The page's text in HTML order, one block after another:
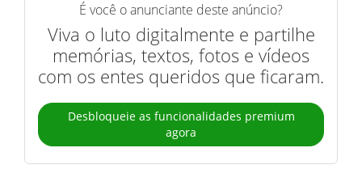
É você o anunciante deste anúncio?
Viva o luto digitalmente e partilhe
memórias, textos, fotos e vídeos
com os entes queridos que ficaram.
Desbloqueie as funcionalidades premium
agora